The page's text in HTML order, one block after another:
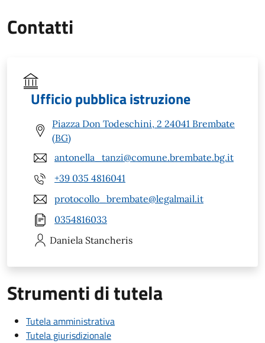
Contatti
Ufficio pubblica istruzione
Piazza Don Todeschini, 2 24041 Brembate
(BG)
antonella_tanzi@comune.brembate.bg.it
+39 035 4816041
protocollo_brembate@legalmail.it
0354816033
Daniela Stancheris
Strumenti di tutela
Tutela amministrativa
Tutela giurisdizionale